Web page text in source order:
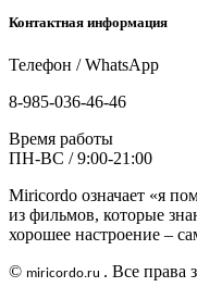
Контактная информация
Телефон / WhatsApp
8-985-036-46-46
Время работы
ПН-ВС / 9:00-21:00
Miricordo означает «я
из фильмов, которые
хорошее настроение –
© miricordo.ru . Все права